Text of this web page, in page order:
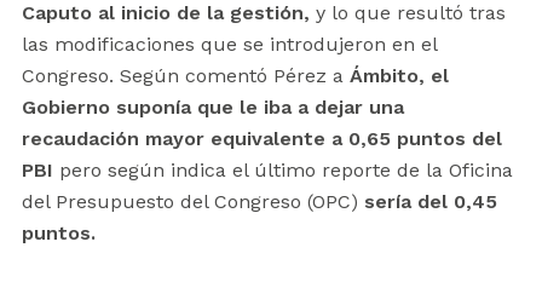
Caputo al inicio de la gestión, y lo que resultó tras
las modificaciones que se introdujeron en el
Congreso. Según comentó Pérez aÁmbito, el
Gobierno suponía que le iba a dejar una
recaudación mayor equivalente a 0,65 puntos del
PBI pero según indica el último reporte de la Oficina
del Presupuesto del Congreso (OPC) sería del 0,45
puntos.